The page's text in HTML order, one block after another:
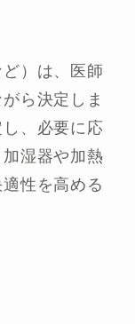
）は、医師
ら決定しま
、必要に応
湿器や加熱
性を高める